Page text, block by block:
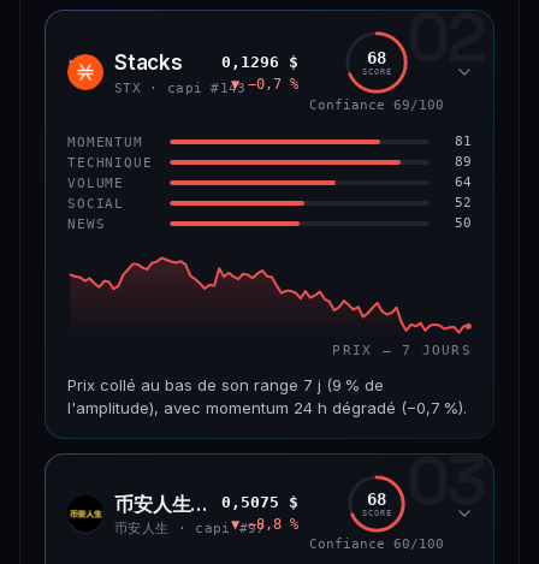
CAP. MARCHÉ VOLUME 24 H
VAR. 7 J VAR. 30 J
−9,9 %
VS ATH
−55,9 %
CONFIANCE 66/100
02
STX Stacks
STX · capi #143
0,1296 $
▼ −0,7 %
68
SCORE
Confiance 69/100
MOMENTUM 81
TECHNIQUE 89
VOLUME 64
SOCIAL 52
NEWS 50
PRIX — 7 JOURS
Prix collé au bas de son range 7 j (9 % de
l'amplitude), avec momentum 24 h dégradé (−0,7 %).
CAP. MARCHÉ VOLUME 24 H
VAR. 7 J VAR. 30 J
−22,2 %
03
币安
人生
币安人生 (BinanceLife)
币安人生 · capi #97
0,5075 $
▼ −8,8 %
68
SCORE
Confiance 60/100